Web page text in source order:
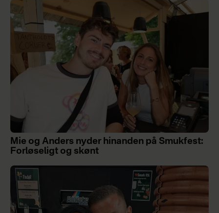
Mie og Anders nyder hinanden på Smukfest:
Forløseligt og skønt